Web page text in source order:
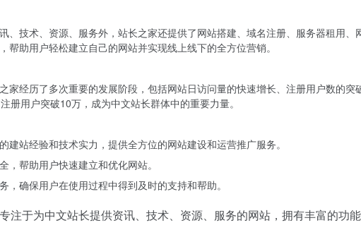
、技术、资源、服务外，站长之家还提供了网站搭建、域名注册、服务器租用、
帮助用户轻松建立自己的网站并实现线上线下的全方位营销。
家经历了多次重要的发展阶段，包括网站日访问量的快速增长、注册用户数的突
册用户突破10万，成为中文站长群体中的重要力量。
建站经验和技术实力，提供全方位的网站建设和运营推广服务。
，帮助用户快速建立和优化网站。
，确保用户在使用过程中得到及时的支持和帮助。
注于为中文站长提供资讯、技术、资源、服务的网站，拥有丰富的功